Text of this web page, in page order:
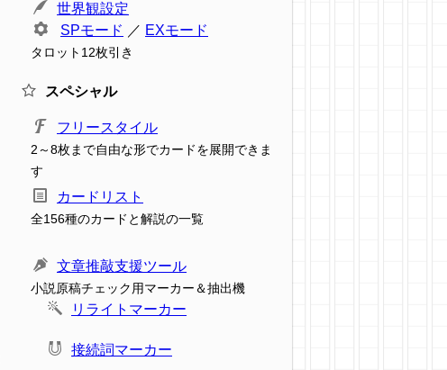
世界観設定
SPモード ／ EXモード
タロット12枚引き
スペシャル
フリースタイル
2～8枚まで自由な形でカードを展開できま
す
カードリスト
全156種のカードと解説の一覧
文章推敲支援ツール
小説原稿チェック用マーカー＆抽出機
リライトマーカー
接続詞マーカー